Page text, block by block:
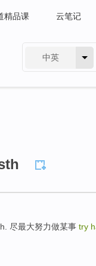
精品课 云笔记
中英
尽最大努力做某事 try